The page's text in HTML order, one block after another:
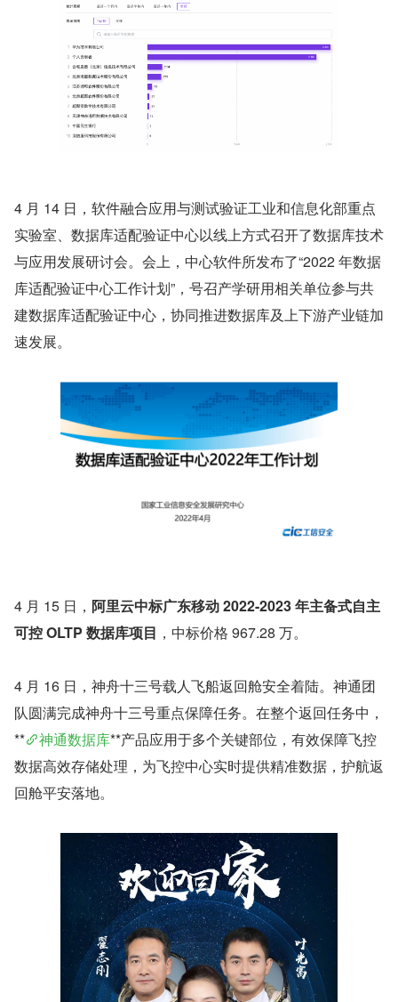
4 月 14 日，软件融合应用与测试验证工业和信息化部重点
实验室、数据库适配验证中心以线上方式召开了数据库技术
与应用发展研讨会。会上，中心软件所发布了“2022 年数据
库适配验证中心工作计划”，号召产学研用相关单位参与共
建数据库适配验证中心，协同推进数据库及上下游产业链加
速发展。
4 月 15 日， 阿里云中标广东移动 2022-2023 年主备式自主
可控 OLTP 数据库项目 ，中标价格 967.28 万。
4 月 16 日，神舟十三号载人飞船返回舱安全着陆。神通团
队圆满完成神舟十三号重点保障任务。在整个返回任务中，
**
神通数据库**产品应用于多个关键部位，有效保障飞控
数据高效存储处理，为飞控中心实时提供精准数据，护航返
回舱平安落地。